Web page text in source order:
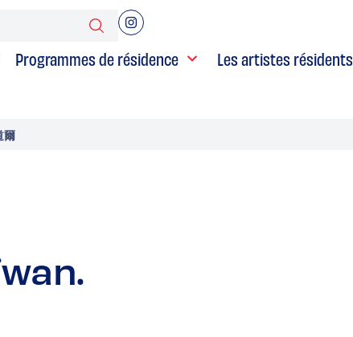
Programmes de résidence Les artistes résidents